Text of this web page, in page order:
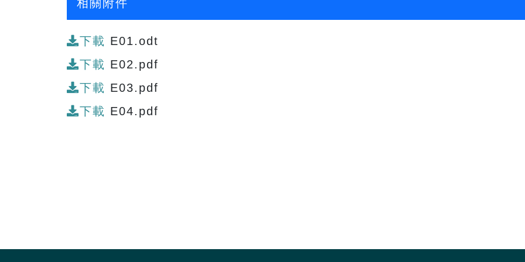
相關附件
下載 E01.odt
下載 E02.pdf
下載 E03.pdf
下載 E04.pdf